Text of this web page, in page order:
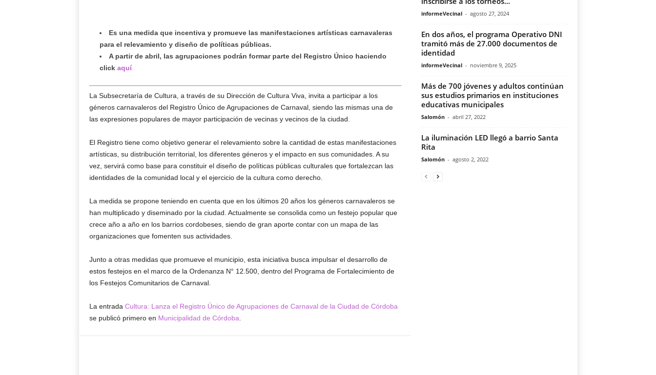
Es una medida que incentiva y promueve las manifestaciones artísticas carnavaleras
para el relevamiento y diseño de políticas públicas.
A partir de abril, las agrupaciones podrán formar parte del Registro Único haciendo
click aquí
La Subsecretaría de Cultura, a través de su Dirección de Cultura Viva, invita a participar a los
géneros carnavaleros del Registro Único de Agrupaciones de Carnaval, siendo las mismas una de
las expresiones populares de mayor participación de vecinas y vecinos de la ciudad.
El Registro tiene como objetivo generar el relevamiento sobre la cantidad de estas manifestaciones
artísticas, su distribución territorial, los diferentes géneros y el impacto en sus comunidades. A su
vez, servirá como base para constituir el diseño de políticas públicas culturales que fortalezcan las
identidades de la comunidad local y el ejercicio de la cultura como derecho.
La medida se propone teniendo en cuenta que en los últimos 20 años los géneros carnavaleros se
han multiplicado y diseminado por la ciudad. Actualmente se consolida como un festejo popular que
crece año a año en los barrios cordobeses, siendo de gran aporte contar con un mapa de las
organizaciones que fomenten sus actividades.
Junto a otras medidas que promueve el municipio, esta iniciativa busca impulsar el desarrollo de
estos festejos en el marco de la Ordenanza N° 12.500, dentro del Programa de Fortalecimiento de
los Festejos Comunitarios de Carnaval.
La entrada Cultura: Lanza el Registro Único de Agrupaciones de Carnaval de la Ciudad de Córdoba
se publicó primero en Municipalidad de Córdoba
informeVecinal - agosto 27, 2024
En dos años, el programa Operativo DNI
tramitó más de 27.000 documentos de
identidad
informeVecinal - noviembre 9, 2025
Más de 700 jóvenes y adultos continúan
sus estudios primarios en instituciones
educativas municipales
Salomón - abril 27, 2022
La iluminación LED llegó a barrio Santa
Rita
Salomón - agosto 2, 2022